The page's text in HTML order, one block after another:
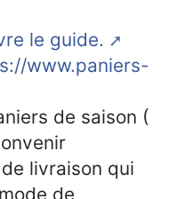
le guide.
www.paniers-
de saison (
livraison qui
de